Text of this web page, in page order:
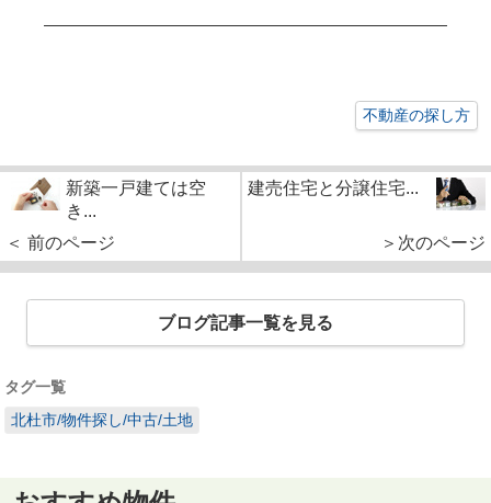
不動産の探し方
新築一戸建ては空
き...
＜ 前のページ
建売住宅と分譲住宅...
＞次のページ
ブログ記事一覧を見る
タグ一覧
北杜市/物件探し/中古/土地